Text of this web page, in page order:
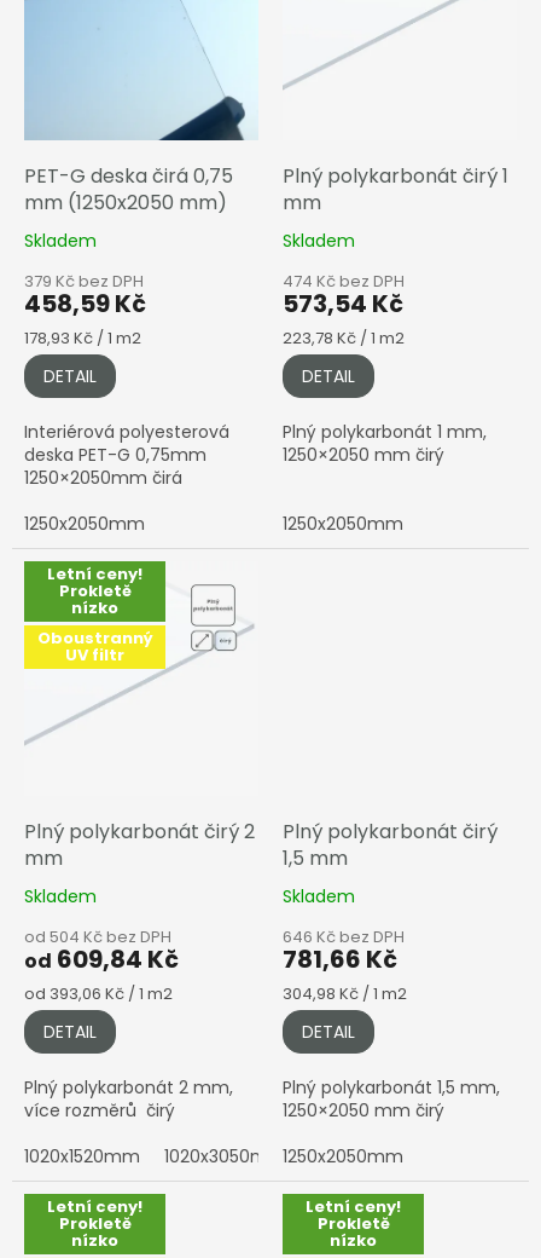
u
PET-G deska čirá 0,75
mm (1250x2050 mm)
Skladem
379 Kč bez DPH
458,59 Kč
Měrná
cena:
178,93 Kč / 1 m2
DETAIL
Interiérová polyesterová
deska PET-G 0,75mm
1250×2050mm čirá
1250x2050mm
Plný polykarbonát čirý 1
mm
Skladem
474 Kč bez DPH
573,54 Kč
Měrná
cena:
223,78 Kč / 1 m2
DETAIL
Plný polykarbonát 1 mm,
1250×2050 mm čirý
1250x2050mm
Letní ceny!
Prokletě
nízko
Oboustranný
UV filtr
Plný polykarbonát čirý 2
mm
Skladem
od 504 Kč bez DPH
od 609,84 Kč
Měrná
cena:
od 393,06 Kč / 1 m2
DETAIL
Plný polykarbonát 2 mm,
více rozměrů čirý
1020x1520mm
1020x3050mm 2050x1010mm
Plný polykarbonát čirý
1,5 mm
Skladem
646 Kč bez DPH
781,66 Kč
Měrná
cena:
304,98 Kč / 1 m2
DETAIL
Plný polykarbonát 1,5 mm,
1250×2050 mm čirý
1250x2050mm
Letní ceny!
Prokletě
nízko
Letní ceny!
Prokletě
nízko